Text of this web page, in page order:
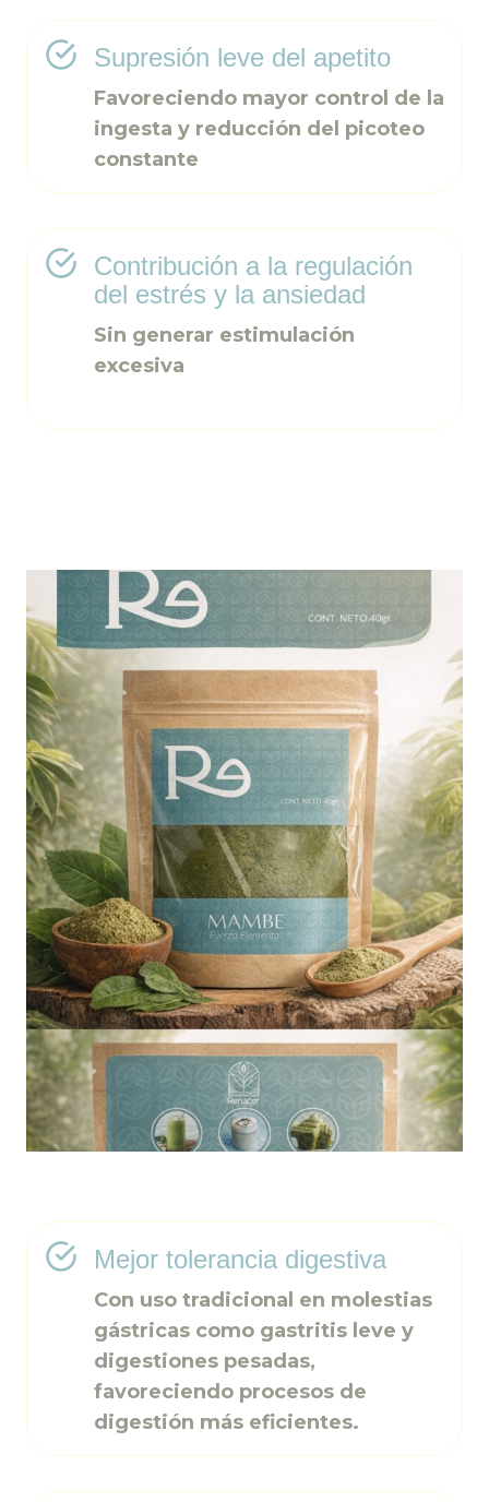
Supresión leve del apetito
Favoreciendo mayor control de la
ingesta y reducción del picoteo
constante
Contribución a la regulación
del estrés y la ansiedad
Sin generar estimulación
excesiva
Mejor tolerancia digestiva
Con uso tradicional en molestias
gástricas como gastritis leve y
digestiones pesadas,
favoreciendo procesos de
digestión más eficientes.